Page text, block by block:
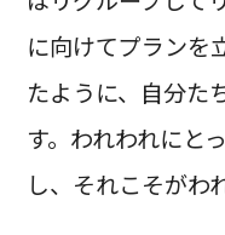
に向けてプランを
たように、自分た
す。われわれにと
し、それこそがわ